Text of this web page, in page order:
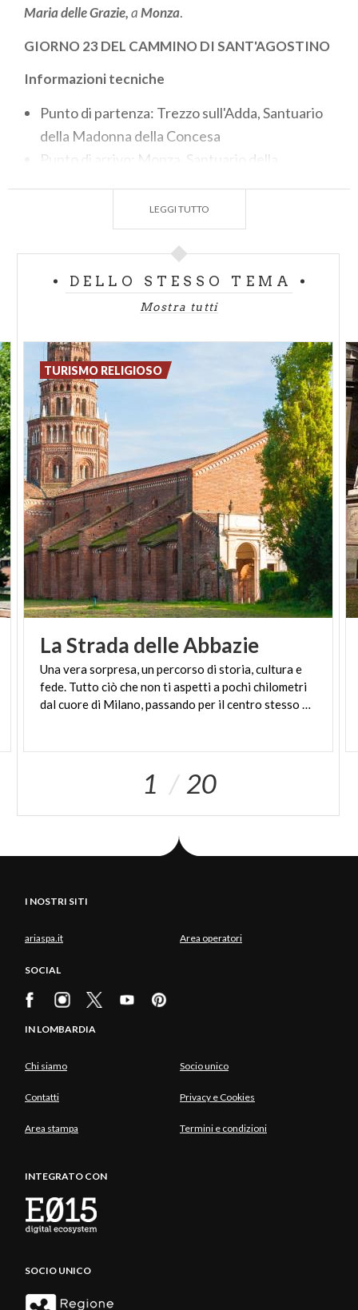
Maria delle Grazie,aMonza.
GIORNO 23 DEL CAMMINO DI SANT'AGOSTINO
Informazioni tecniche
Punto di partenza: Trezzo sull'Adda, Santuario
della Madonna della Concesa
Punto di arrivo: Monza, Santuario della
Difficoltà: media
Mezzi di percorrenza: piedi, bici
LEGGI TUTTO
DELLO STESSO TEMA
Mostra tutti
LaStrada delleAbbazie
Una vera sorpresa, un percorso di storia, cultura e
fede. Tutto ciò che non ti aspetti a pochi chilometri
TURISMO RELIGIOSO
1 20
I NOSTRI SITI
ariaspa.it Area operatori
SOCIAL
IN LOMBARDIA
Chi siamo Socio unico
Contatti Privacy e Cookies
Area stampa Termini e condizioni
INTEGRATO CON
SOCIO UNICO